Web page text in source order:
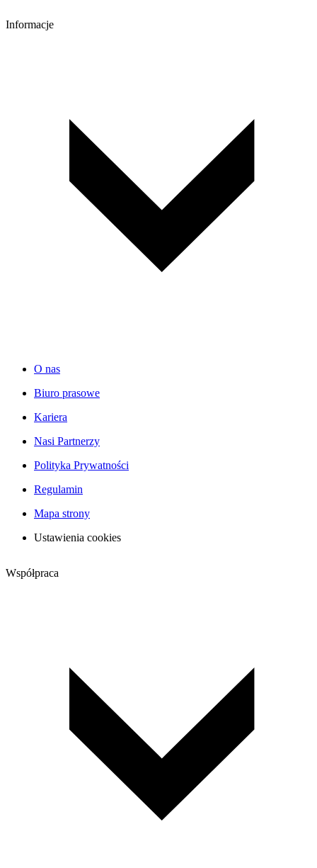
Informacje
O nas
Biuro prasowe
Kariera
Nasi Partnerzy
Polityka Prywatności
Regulamin
Mapa strony
Ustawienia cookies
Współpraca